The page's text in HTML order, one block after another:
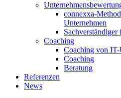
connexxa-
Unternehmen
Coaching
Coaching von IT-
Coaching
Beratung
Referenzen
News